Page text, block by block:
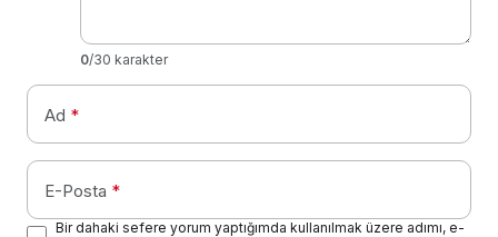
0/30 karakter
Ad *
E-Posta *
Bir dahaki sefere yorum yaptığımda kullanılmak üzere adımı, e-